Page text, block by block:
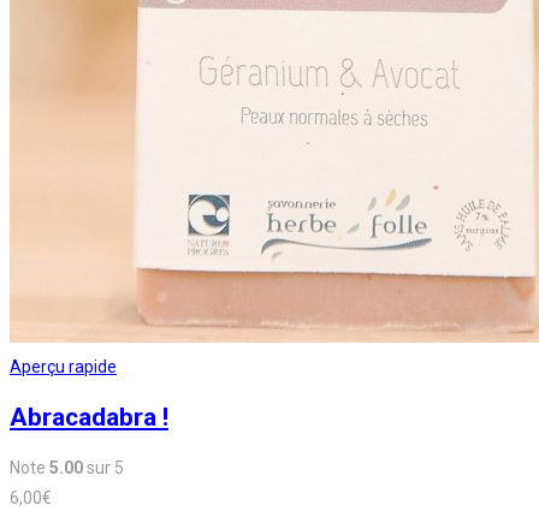
Aperçu rapide
Abracadabra !
Note 5.00sur 5
6,00€